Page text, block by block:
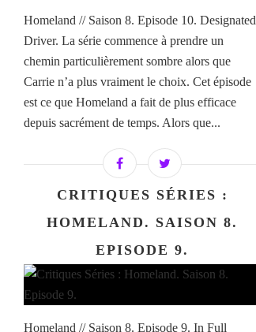
Homeland // Saison 8. Episode 10. Designated
Driver. La série commence à prendre un
chemin particulièrement sombre alors que
Carrie n’a plus vraiment le choix. Cet épisode
est ce que Homeland a fait de plus efficace
depuis sacrément de temps. Alors que...
CRITIQUES SÉRIES :
HOMELAND. SAISON 8.
EPISODE 9.
Homeland // Saison 8. Episode 9. In Full